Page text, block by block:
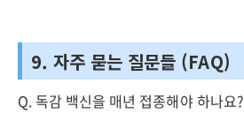
9. 자주 묻는 질문들 (FAQ)
Q. 독감 백신을 매년 접종해야 하나요?